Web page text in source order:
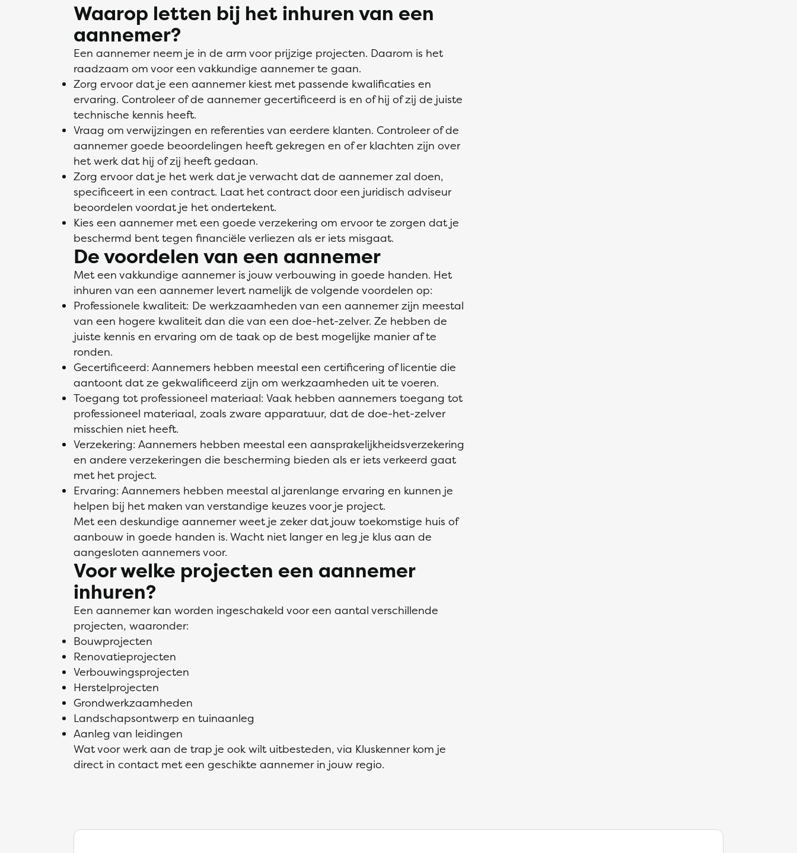
Waarop letten bij het inhuren van een
aannemer?
Een aannemer neem je in de arm voor prijzige projecten. Daarom is het
raadzaam om voor een vakkundige aannemer te gaan.
Zorg ervoor dat je een aannemer kiest met passende kwalificaties en
ervaring. Controleer of de aannemer gecertificeerd is en of hij of zij de juiste
technische kennis heeft.
Vraag om verwijzingen en referenties van eerdere klanten. Controleer of de
aannemer goede beoordelingen heeft gekregen en of er klachten zijn over
het werk dat hij of zij heeft gedaan.
Zorg ervoor dat je het werk dat je verwacht dat de aannemer zal doen,
specificeert in een contract. Laat het contract door een juridisch adviseur
beoordelen voordat je het ondertekent.
Kies een aannemer met een goede verzekering om ervoor te zorgen dat je
beschermd bent tegen financiële verliezen als er iets misgaat.
De voordelen van een aannemer
Met een vakkundige aannemer is jouw verbouwing in goede handen. Het
inhuren van een aannemer levert namelijk de volgende voordelen op:
Professionele kwaliteit: De werkzaamheden van een aannemer zijn meestal
van een hogere kwaliteit dan die van een doe-het-zelver. Ze hebben de
juiste kennis en ervaring om de taak op de best mogelijke manier af te
ronden.
Gecertificeerd: Aannemers hebben meestal een certificering of licentie die
aantoont dat ze gekwalificeerd zijn om werkzaamheden uit te voeren.
Toegang tot professioneel materiaal: Vaak hebben aannemers toegang tot
professioneel materiaal, zoals zware apparatuur, dat de doe-het-zelver
misschien niet heeft.
Verzekering: Aannemers hebben meestal een aansprakelijkheidsverzekering
en andere verzekeringen die bescherming bieden als er iets verkeerd gaat
met het project.
Ervaring: Aannemers hebben meestal al jarenlange ervaring en kunnen je
helpen bij het maken van verstandige keuzes voor je project.
Met een deskundige aannemer weet je zeker dat jouw toekomstige huis of
aanbouw in goede handen is. Wacht niet langer en leg je klus aan de
aangesloten aannemers voor.
Voor welke projecten een aannemer
inhuren?
Een aannemer kan worden ingeschakeld voor een aantal verschillende
projecten, waaronder:
Bouwprojecten
Renovatieprojecten
Verbouwingsprojecten
Herstelprojecten
Grondwerkzaamheden
Landschapsontwerp en tuinaanleg
Aanleg van leidingen
Wat voor werk aan de trap je ook wilt uitbesteden, via Kluskenner kom je
direct in contact met een geschikte aannemer in jouw regio.